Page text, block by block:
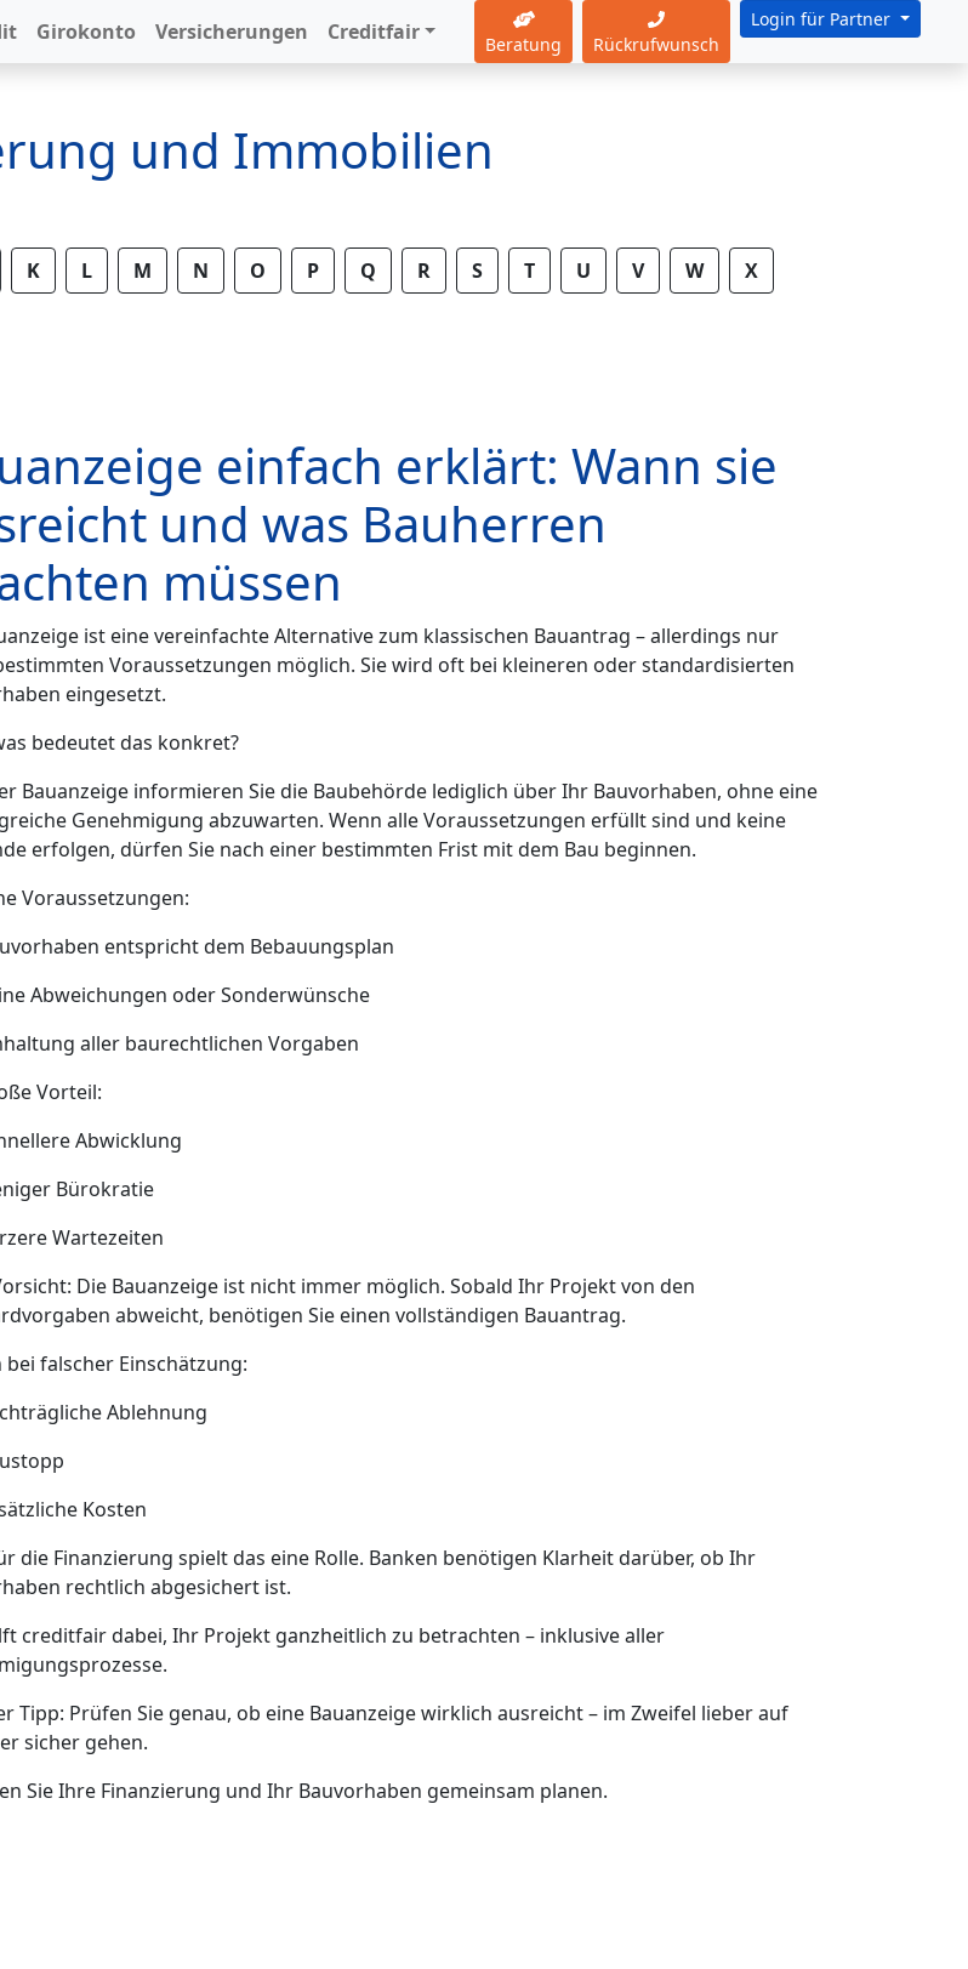
Girokonto Versicherungen Creditfair Beratung Rückrufwunsch
Login für Partner
und Immobilien
K L M N O P Q R S T U V W X
einfach erklärt: Wann sie
und was Bauherren
müssen
ist eine vereinfachte Alternative zum klassischen Bauantrag – allerdings nur
Voraussetzungen möglich. Sie wird oft bei kleineren oder standardisierten
eingesetzt.
bedeutet das konkret?
Bauanzeige informieren Sie die Baubehörde lediglich über Ihr Bauvorhaben, ohne eine
Genehmigung abzuwarten. Wenn alle Voraussetzungen erfüllt sind und keine
erfolgen, dürfen Sie nach einer bestimmten Frist mit dem Bau beginnen.
Voraussetzungen:
entspricht dem Bebauungsplan
Abweichungen oder Sonderwünsche
aller baurechtlichen Vorgaben
Vorteil:
Abwicklung
Bürokratie
Wartezeiten
Die Bauanzeige ist nicht immer möglich. Sobald Ihr Projekt von den
abweicht, benötigen Sie einen vollständigen Bauantrag.
bei falscher Einschätzung:
Ablehnung
Kosten
die Finanzierung spielt das eine Rolle. Banken benötigen Klarheit darüber, ob Ihr
rechtlich abgesichert ist.
creditfair dabei, Ihr Projekt ganzheitlich zu betrachten – inklusive aller
Tipp: Prüfen Sie genau, ob eine Bauanzeige wirklich ausreicht – im Zweifel lieber auf
sicher gehen.
Sie Ihre Finanzierung und Ihr Bauvorhaben gemeinsam planen.